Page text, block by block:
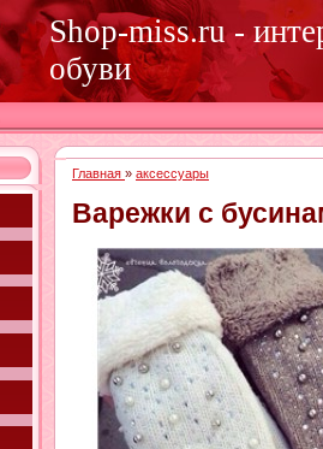
Shop-miss.ru -
обуви
Главная » аксессуары
Варежки с